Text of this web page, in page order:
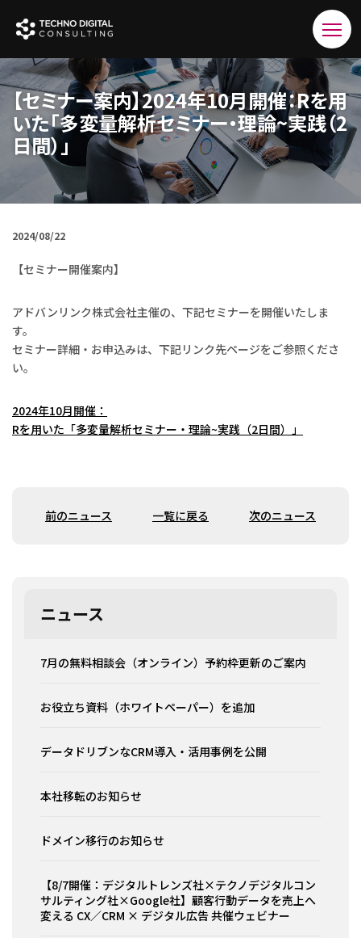
【セミナー案内】2024年10月開催：Rを用
いた「多変量解析セミナー・理論~実践（2
日間）」
2024/08/22
【セミナー開催案内】
アドバンリンク株式会社主催の、下記セミナーを開催いたしま
す。
セミナー詳細・お申込みは、下記リンク先ページをご参照くださ
い。
2024年10月開催：
Rを用いた「多変量解析セミナー・理論~実践（2日間）」
前のニュース 一覧に戻る 次のニュース
ニュース
7月の無料相談会（オンライン）予約枠更新のご案内
お役立ち資料（ホワイトペーパー）を追加
データドリブンなCRM導入・活用事例を公開
本社移転のお知らせ
ドメイン移行のお知らせ
【8/7開催：デジタルトレンズ社×テクノデジタルコン
サルティング社×Google社】顧客行動データを売上へ
変える CX／CRM × デジタル広告 共催ウェビナー